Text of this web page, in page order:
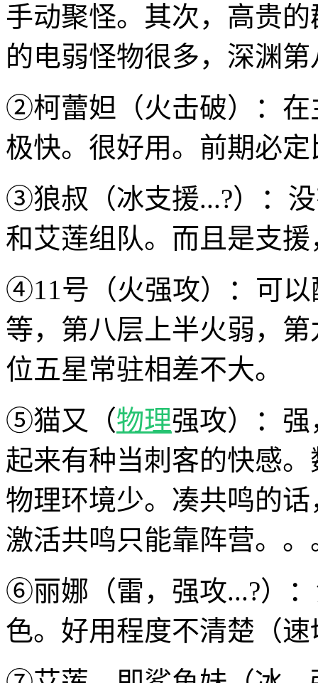
手动聚怪。其次，高贵
的电弱怪物很多，深渊
②柯蕾妲（火击破）：在
极快。很好用。前期必
③狼叔（冰支援...?）：
和艾莲组队。而且是支
④11号（火强攻）：可
等，第八层上半火弱，
位五星常驻相差不大。
⑤猫又（物理强攻）：
起来有种当刺客的快感
物理环境少。凑共鸣的
激活共鸣只能靠阵营。。
⑥丽娜（雷，强攻...?）
色。好用程度不清楚（